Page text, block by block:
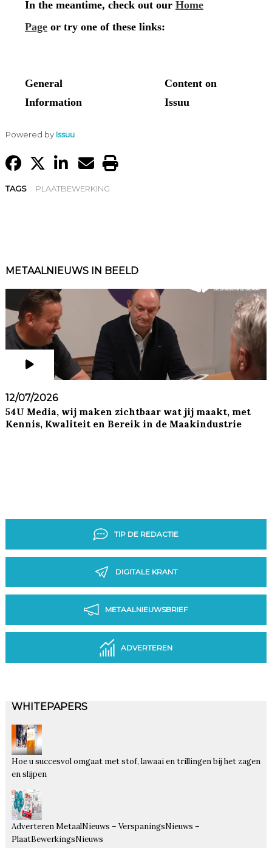
Powered by Issuu
TAGS PLAATBEWERKING
METAALNIEUWS IN BEELD
12/07/2026
54U Media, wij maken zichtbaar wat jij maakt, met
Kennis, Kwaliteit en Bereik in de Maakindustrie
TIP DE REDACTIE
DIGITALE KRANT
METAALNIEUWSBRIEF
ADVERTEREN
WHITEPAPERS
Hoe u succesvol omgaat met stof, lawaai en trillingen bij het zagen
en slijpen
Adverteren MetaalNieuws – VerspaningsNieuws –
PlaatBewerkingsNieuws